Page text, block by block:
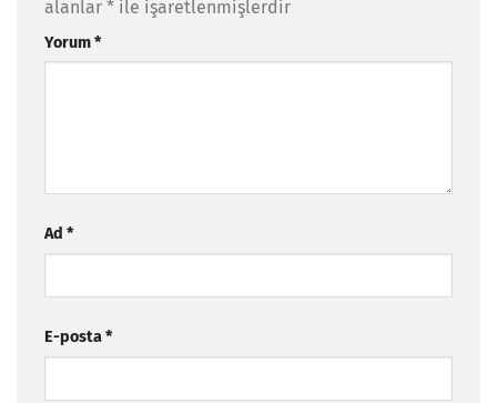
alanlar * ile işaretlenmişlerdir
Yorum*
Ad *
E-posta*